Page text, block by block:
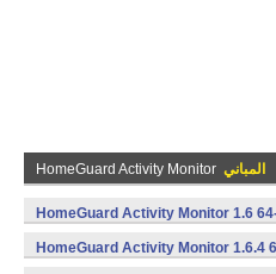
HomeGuard Activity Monitor المباني
HomeGuard Activity Monitor 1.6
HomeGuard Activity Monitor 1.6.4